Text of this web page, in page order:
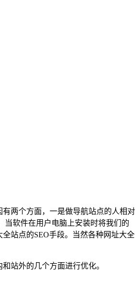
两个方面，一是做导航站点的人相对
当软件在用户电脑上安装时将我们的
站点的SEO手段。当然各种网址大全
站外的几个方面进行优化。